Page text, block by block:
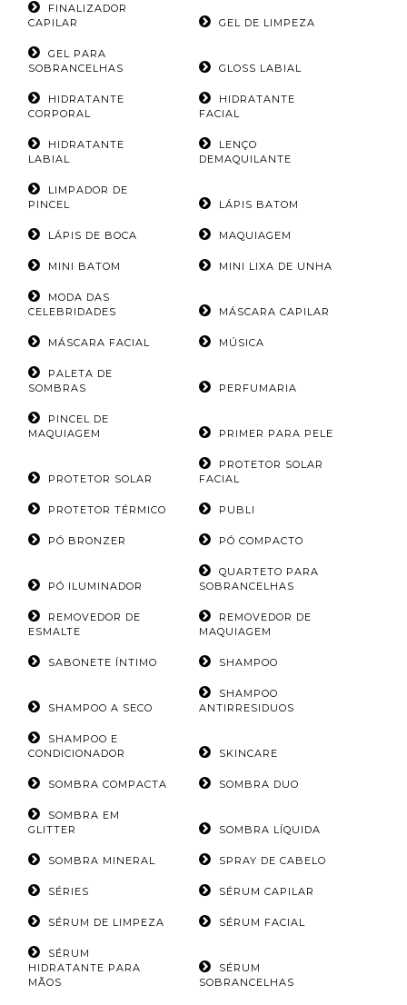
FINALIZADOR
CAPILAR
GEL DE LIMPEZA
GEL PARA
SOBRANCELHAS
GLOSS LABIAL
HIDRATANTE
CORPORAL
HIDRATANTE
FACIAL
HIDRATANTE
LABIAL
LENÇO
DEMAQUILANTE
LIMPADOR DE
PINCEL
LÁPIS BATOM
LÁPIS DE BOCA MAQUIAGEM
MINI BATOM MINI LIXA DE UNHA
MODA DAS
CELEBRIDADES
MÁSCARA CAPILAR
MÁSCARA FACIAL MÚSICA
PALETA DE
SOMBRAS
PERFUMARIA
PINCEL DE
MAQUIAGEM
PRIMER PARA PELE
PROTETOR SOLAR
PROTETOR SOLAR
FACIAL
PROTETOR TÉRMICO PUBLI
PÓ BRONZER PÓ COMPACTO
PÓ ILUMINADOR
QUARTETO PARA
SOBRANCELHAS
REMOVEDOR DE
ESMALTE
REMOVEDOR DE
MAQUIAGEM
SABONETE ÍNTIMO SHAMPOO
SHAMPOO A SECO
SHAMPOO
ANTIRRESIDUOS
SHAMPOO E
CONDICIONADOR
SKINCARE
SOMBRA COMPACTA SOMBRA DUO
SOMBRA EM
GLITTER
SOMBRA LÍQUIDA
SOMBRA MINERAL SPRAY DE CABELO
SÉRIES SÉRUM CAPILAR
SÉRUM DE LIMPEZA SÉRUM FACIAL
SÉRUM
HIDRATANTE PARA
MÃOS
SÉRUM
SOBRANCELHAS